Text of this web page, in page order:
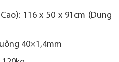
116 x 50 x 91cm (Dung
40×1,4mm